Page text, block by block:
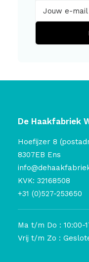
De Haakfabriek
Hoefijzer 8
8307EB Ens
KVK: 32168508
+31 (0)527-253650
Ma t/m Do : 10:00-
Vrij t/m Zo :